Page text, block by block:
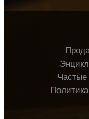
Частые